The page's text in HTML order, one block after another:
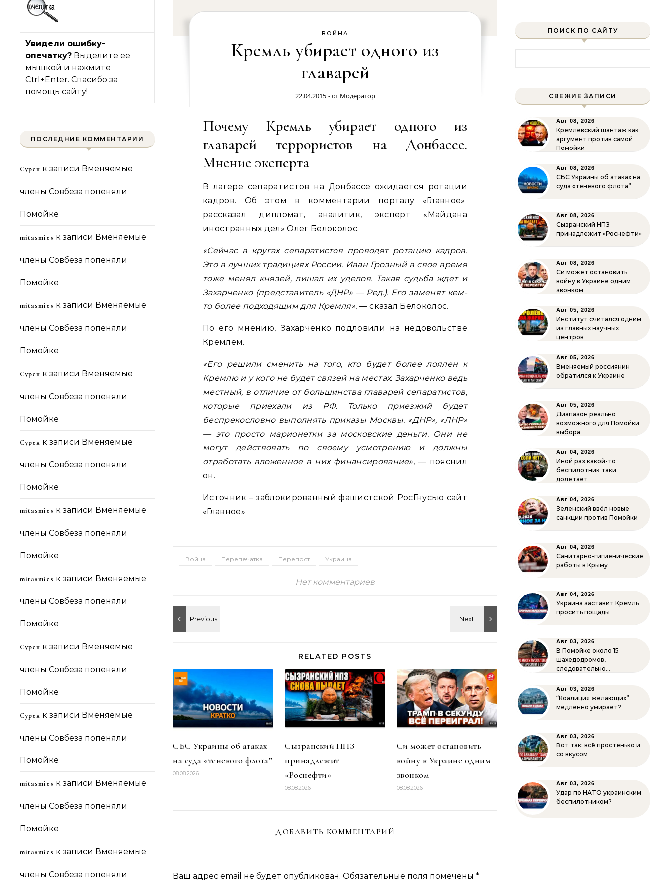
Увидели ошибку-
опечатку? Выделите ее
мышкой и нажмите
Ctrl+Enter. Спасибо за
помощь сайту!
ПОСЛЕДНИЕ КОММЕНТАРИИ
Сурен к записи Вменяемые
члены Совбеза попеняли
Помойке
mitasmies к записи Вменяемые
члены Совбеза попеняли
Помойке
mitasmies к записи Вменяемые
члены Совбеза попеняли
Помойке
Сурен к записи Вменяемые
члены Совбеза попеняли
Помойке
Сурен к записи Вменяемые
члены Совбеза попеняли
Помойке
mitasmies к записи Вменяемые
члены Совбеза попеняли
Помойке
mitasmies к записи Вменяемые
члены Совбеза попеняли
Помойке
Сурен к записи Вменяемые
члены Совбеза попеняли
Помойке
Сурен к записи Вменяемые
члены Совбеза попеняли
Помойке
mitasmies к записи Вменяемые
члены Совбеза попеняли
Помойке
mitasmies к записи Вменяемые
члены Совбеза попеняли
ВОЙНА
Кремль убирает одного из
главарей
22.04.2015 - от Модератор
Почему Кремль убирает одного из
главарей террористов на Донбассе.
Мнение эксперта
В лагере сепаратистов на Донбассе ожидается ротации
кадров. Об этом в комментарии порталу «Главное»
рассказал дипломат, аналитик, эксперт «Майдана
иностранных дел» Олег Белоколос.
«Сейчас в кругах сепаратистов проводят ротацию кадров.
Это в лучших традициях России. Иван Грозный в свое время
тоже менял князей, лишал их уделов. Такая судьба ждет и
Захарченко (представитель «ДНР» — Ред.). Его заменят кем-
то более подходящим для Кремля», — сказал Белоколос.
По его мнению, Захарченко подловили на недовольстве
Кремлем.
«Его решили сменить на того, кто будет более лоялен к
Кремлю и у кого не будет связей на местах. Захарченко ведь
местный, в отличие от большинства главарей сепаратистов,
которые приехали из РФ. Только приезжий будет
беспрекословно выполнять приказы Москвы. «ДНР», «ЛНР»
— это просто марионетки за московские деньги. Они не
могут действовать по своему усмотрению и должны
отработать вложенное в них финансирование», — пояснил
он.
Источник –заблокированный фашистской РосГнусью сайт
«Главное»
Война Перепечатка Перепост Украина
Нет комментариев
RELATED POSTS
СБС Украины об атаках
на суда «теневого флота”
08.08.2026
Сызранский НПЗ
принадлежит
«Роснефти»
08.08.2026
Си может остановить
войну в Украине одним
звонком
08.08.2026
ДОБАВИТЬ КОММЕНТАРИЙ
Ваш адрес email не будет опубликован. Обязательные поля помечены *
ПОИСК ПО САЙТУ
СВЕЖИЕ ЗАПИСИ
Авг 08, 2026
Кремлёвский шантаж как
аргумент против самой
Помойки
Авг 08, 2026
СБС Украины об атаках на
суда «теневого флота”
Авг 08, 2026
Сызранский НПЗ
принадлежит «Роснефти»
Авг 08, 2026
Си может остановить
войну в Украине одним
звонком
Авг 05, 2026
Институт считался одним
из главных научных
центров
Авг 05, 2026
Вменяемый россиянин
обратился к Украине
Авг 05, 2026
Диапазон реально
возможного для Помойки
выбора
Авг 04, 2026
Иной раз какой-то
беспилотник таки
долетает
Авг 04, 2026
Зеленский ввёл новые
санкции против Помойки
Авг 04, 2026
Санитарно-гигиенические
работы в Крыму
Авг 04, 2026
Украина заставит Кремль
просить пощады
Авг 03, 2026
В Помойке около 15
шахедодромов,
следовательно…
Авг 03, 2026
“Коалиция желающих”
медленно умирает?
Авг 03, 2026
Вот так: всё простенько и
со вкусом
Авг 03, 2026
Удар по НАТО украинским
беспилотником?